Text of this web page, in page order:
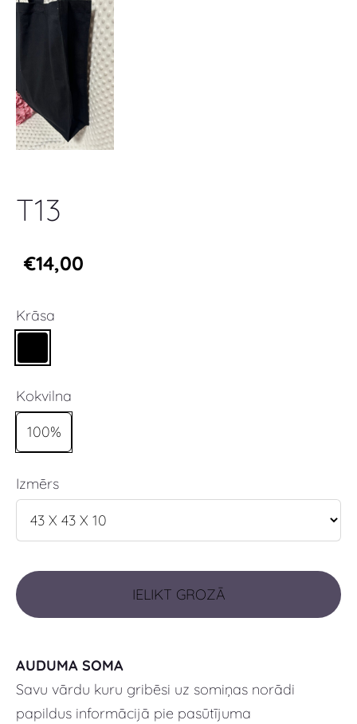
T13
€14,00
Krāsa
Kokvilna
100%
Izmērs
IELIKT GROZĀ
AUDUMA SOMA
Savu vārdu kuru gribēsi uz somiņas norādi
papildus informācijā pie pasūtījuma